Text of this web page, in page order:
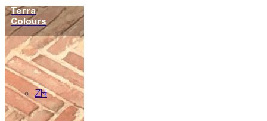
en
pt
fr
de
ar
ZH
Terra
Colours